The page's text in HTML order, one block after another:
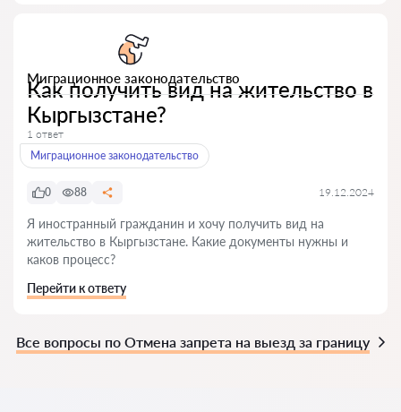
Миграционное законодательство
Как получить вид на жительство в
Кыргызстане?
1 ответ
Миграционное законодательство
0 88 19.12.2024
Я иностранный гражданин и хочу получить вид на
жительство в Кыргызстане. Какие документы нужны и
каков процесс?
Перейти к ответу
Все вопросы по Отмена запрета на выезд за границу